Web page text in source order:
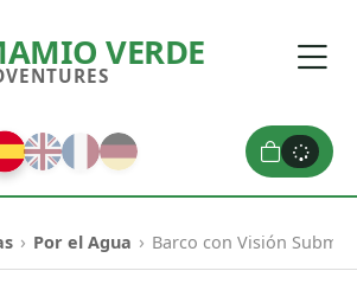
VERDE
0
› Por el Agua › Barco con Visión